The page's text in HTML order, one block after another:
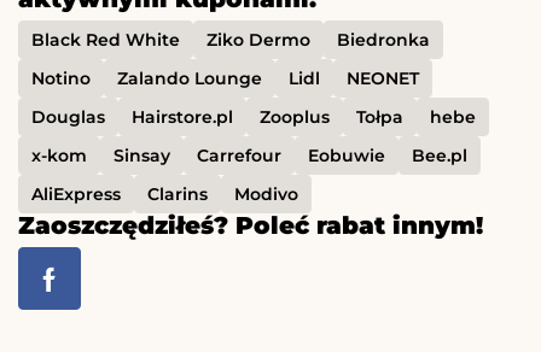
Black Red White Ziko Dermo
Biedronka
Notino
Zalando Lounge Lidl
NEONET
Douglas
Hairstore.pl Zooplus Tołpa
hebe
x-kom
Sinsay Carrefour Eobuwie
Bee.pl
AliExpress
Clarins Modivo
Zaoszczędziłeś? Poleć rabat innym!